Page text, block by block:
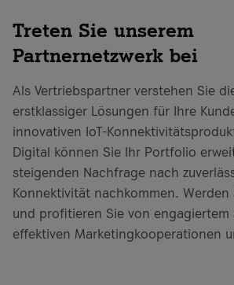
Treten Sie unserem
Partnernetzwerk bei
Als Vertriebspartner verstehen Sie
erstklassiger Lösungen für Ihre
innovativen IoT-
Digital können Sie Ihr Portfolio
steigenden Nachfrage nach
Konnektivität nachkommen. Werden
und profitieren Sie von engagiertem
effektiven Marketingkooperationen